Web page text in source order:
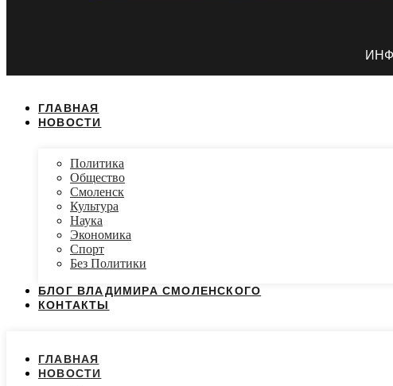
ГЛАВНАЯ
НОВОСТИ
Политика
Общество
Смоленск
Культура
Наука
Экономика
Спорт
Без Политики
БЛОГ ВЛАДИМИРА СМОЛЕНСКОГО
КОНТАКТЫ
ГЛАВНАЯ
НОВОСТИ